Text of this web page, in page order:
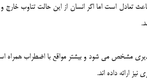
تعادل است اما اگر انسان از اين حالت تناوب
مشخص مي شود و بيشتر مواقع با اضطراب همراه
ارائه داده اند.